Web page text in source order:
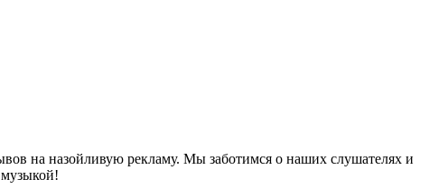
на назойливую рекламу. Мы заботимся о наших слушателях и